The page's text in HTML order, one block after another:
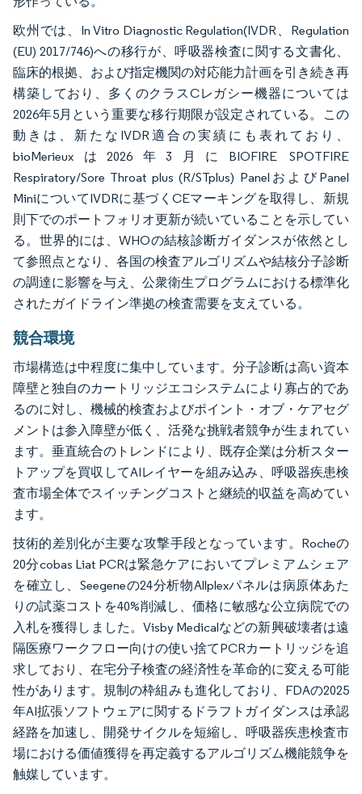
欧州では、In Vitro Diagnostic Regulation(IVDR、Regulation
(EU) 2017/746)への移行が、呼吸器検査に関する文書化、
臨床的根拠、および指定機関の対応能力計画を引き続き再
構築しており、多くのクラスCレガシー機器については
2026年5月という重要な移行期限が設定されている。この
動きは、新たなIVDR適合の実績にも表れており、
bioMerieuxは2026年3月にBIOFIRE SPOTFIRE
Respiratory/Sore Throat plus (R/STplus) PanelおよびPanel
MiniについてIVDRに基づくCEマーキングを取得し、新規
則下でのポートフォリオ更新が続いていることを示してい
る。世界的には、WHOの結核診断ガイダンスが依然とし
て参照点となり、各国の検査アルゴリズムや結核分子診断
の調達に影響を与え、公衆衛生プログラムにおける標準化
されたガイドライン準拠の検査需要を支えている。
競合環境
市場構造は中程度に集中しています。分子診断は高い資本
障壁と独自のカートリッジエコシステムにより寡占的であ
るのに対し、機械的検査およびポイント・オブ・ケアセグ
メントは参入障壁が低く、活発な挑戦者競争が生まれてい
ます。垂直統合のトレンドにより、既存企業は分析スター
トアップを買収してAIレイヤーを組み込み、呼吸器疾患検
査市場全体でスイッチングコストと継続的収益を高めてい
ます。
技術的差別化が主要な攻撃手段となっています。Rocheの
20分cobas Liat PCRは緊急ケアにおいてプレミアムシェア
を確立し、Seegeneの24分析物Allplexパネルは病原体あた
りの試薬コストを40%削減し、価格に敏感な公立病院での
入札を獲得しました。Visby Medicalなどの新興破壊者は遠
隔医療ワークフロー向けの使い捨てPCRカートリッジを追
求しており、在宅分子検査の経済性を革命的に変える可能
性があります。規制の枠組みも進化しており、FDAの2025
年AI拡張ソフトウェアに関するドラフトガイダンスは承認
経路を加速し、開発サイクルを短縮し、呼吸器疾患検査市
場における価値獲得を再定義するアルゴリズム機能競争を
触媒しています。